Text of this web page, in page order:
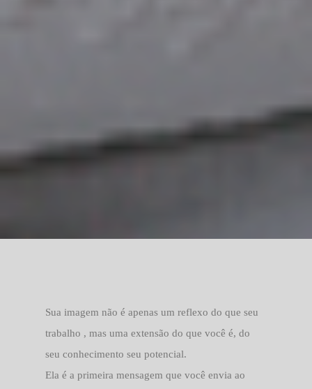
Sua imagem não é apenas um reflexo do que seu
trabalho , mas uma extensão do que você é, do
seu conhecimento seu potencial.
Ela é a primeira mensagem que você envia ao